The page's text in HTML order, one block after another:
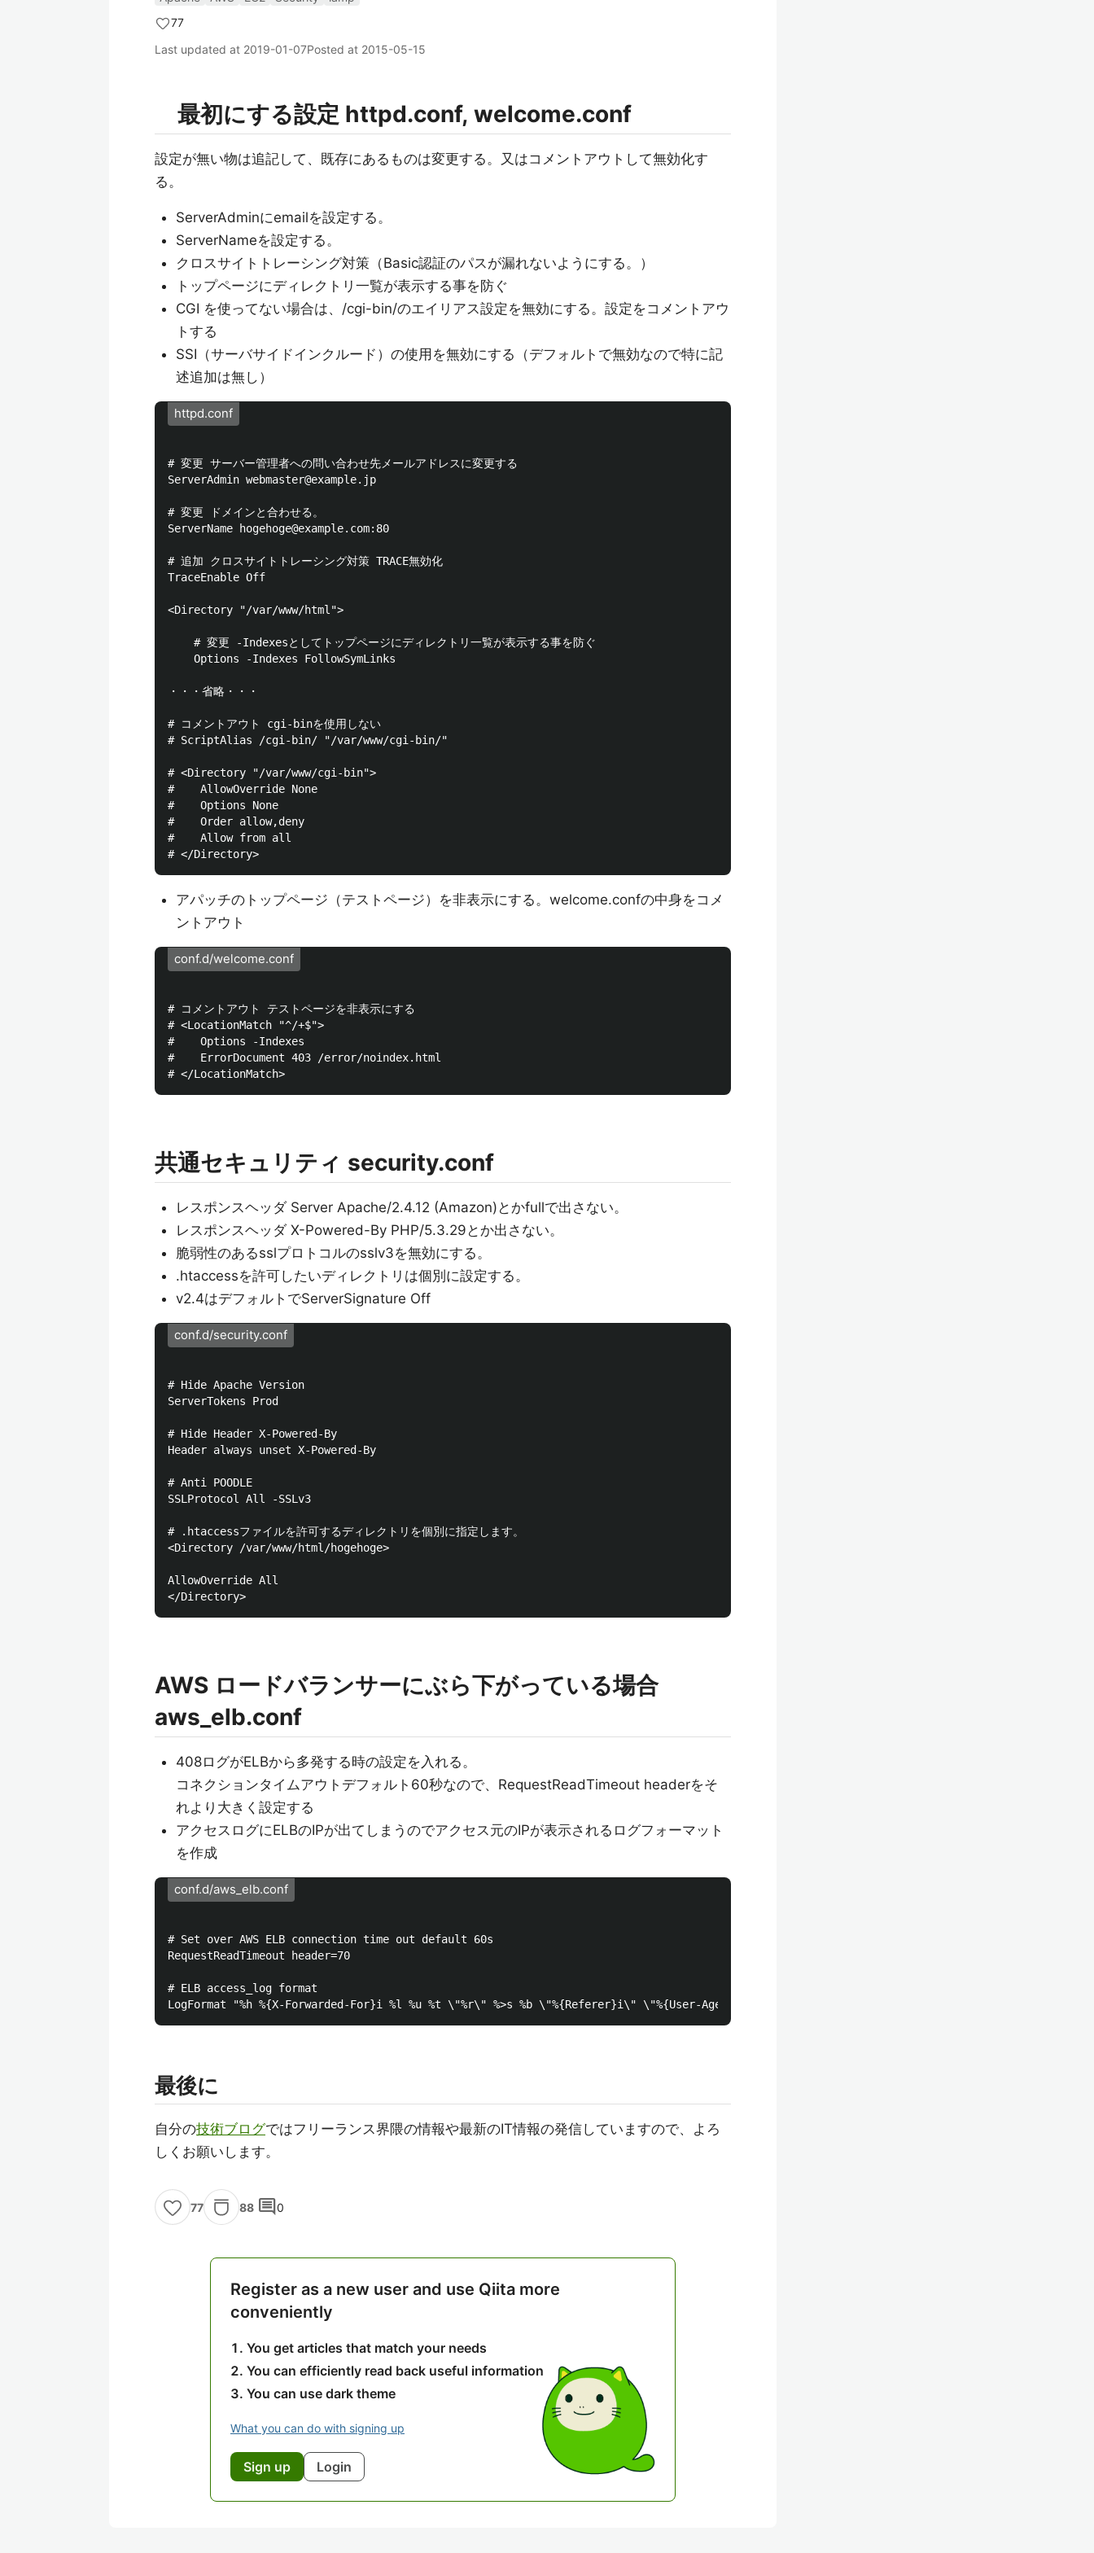
77
Last updated at 2019-01-07Posted at 2015-05-15
最初にする設定 httpd.conf, welcome.conf
設定が無い物は追記して、既存にあるものは変更する。又はコメントアウトして無効化す
る。
ServerAdminにemailを設定する。
ServerNameを設定する。
クロスサイトトレーシング対策（Basic認証のパスが漏れないようにする。）
トップページにディレクトリ一覧が表示する事を防ぐ
CGI を使ってない場合は、/cgi-bin/のエイリアス設定を無効にする。設定をコメントアウ
トする
SSI（サーバサイドインクルード）の使用を無効にする（デフォルトで無効なので特に記
述追加は無し）
httpd.conf
# 変更 サーバー管理者への問い合わせ先メールアドレスに変更する
ServerAdmin webmaster@example.jp
# 変更 ドメインと合わせる。
ServerName hogehoge@example.com:80
# 追加 クロスサイトトレーシング対策 TRACE無効化
TraceEnable Off
<Directory "/var/www/html">
    # 変更 -Indexesとしてトップページにディレクトリ一覧が表示する事を防ぐ
    Options -Indexes FollowSymLinks
・・・省略・・・
# コメントアウト cgi-binを使用しない
# ScriptAlias /cgi-bin/ "/var/www/cgi-bin/"
# <Directory "/var/www/cgi-bin">
#    AllowOverride None
#    Options None
#    Order allow,deny
#    Allow from all
アパッチのトップページ（テストページ）を非表示にする。welcome.confの中身をコメ
ントアウト
conf.d/welcome.conf
# コメントアウト テストページを非表示にする
# <LocationMatch "^/+$">
#    Options -Indexes
#    ErrorDocument 403 /error/noindex.html
共通セキュリティ security.conf
レスポンスヘッダ Server Apache/2.4.12 (Amazon)とかfullで出さない。
レスポンスヘッダ X-Powered-By PHP/5.3.29とか出さない。
脆弱性のあるsslプロトコルのsslv3を無効にする。
.htaccessを許可したいディレクトリは個別に設定する。
v2.4はデフォルトでServerSignature Off
conf.d/security.conf
# Hide Apache Version
ServerTokens Prod
# Hide Header X-Powered-By
Header always unset X-Powered-By
# Anti POODLE
SSLProtocol All -SSLv3
# .htaccessファイルを許可するディレクトリを個別に指定します。
<Directory /var/www/html/hogehoge>
AllowOverride All
AWS ロードバランサーにぶら下がっている場合
aws_elb.conf
408ログがELBから多発する時の設定を入れる。
コネクションタイムアウトデフォルト60秒なので、RequestReadTimeout headerをそ
れより大きく設定する
アクセスログにELBのIPが出てしまうのでアクセス元のIPが表示されるログフォーマット
を作成
conf.d/aws_elb.conf
# Set over AWS ELB connection time out default 60s
RequestReadTimeout header=70
# ELB access_log format
最後に
自分の技術ブログではフリーランス界隈の情報や最新のIT情報の発信していますので、よろ
しくお願いします。
77 88 comment0
Register as a new user and use Qiita more
conveniently
You get articles that match your needs
You can efficiently read back useful information
You can use dark theme
What you can do with signing up
Sign up Login